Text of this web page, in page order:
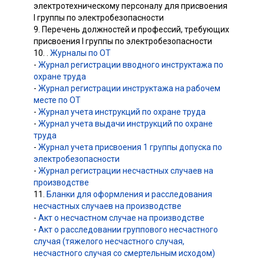
электротехническому персоналу для присвоения
I группы по электробезопасности
9. Перечень должностей и профессий, требующих
присвоения I группы по электробезопасности
10. . Журналы по ОТ
- Журнал регистрации вводного инструктажа по
охране труда
- Журнал регистрации инструктажа на рабочем
месте по ОТ
- Журнал учета инструкций по охране труда
- Журнал учета выдачи инструкций по охране
труда
- Журнал учета присвоения 1 группы допуска по
электробезопасности
- Журнал регистрации несчастных случаев на
производстве
11.
Бланки для оформления и расследования
несчастных случаев на производстве
- Акт о несчастном случае на производстве
- Акт о расследовании группового несчастного
случая (тяжелого несчастного случая,
несчастного случая со смертельным исходом)